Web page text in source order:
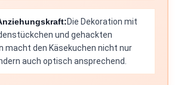
Die Dekoration mit
und gehackten
macht den Käsekuchen nicht nur
auch optisch ansprechend.